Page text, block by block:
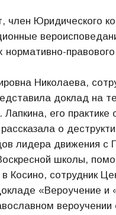
член Юридического
Николаева,
доклад на
его
о
лидера движения
школы,
Косино, сотрудник
«Вероучение и
вероучении